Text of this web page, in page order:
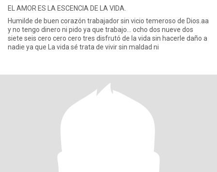
EL AMOR ES LA ESCENCIA DE LA VIDA.
Humilde de buen corazón trabajador sin vicio temeroso de Dios.aa
y no tengo dinero ni pido ya que trabajo... ocho dos nueve dos
siete seis cero cero cero tres disfrutó de la vida sin hacerle daño a
nadie ya que La vida sé trata de vivir sin maldad ni